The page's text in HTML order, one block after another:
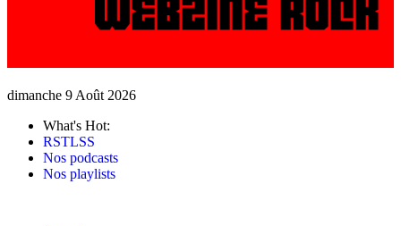
dimanche 9 Août 2026
What's Hot:
RSTLSS
Nos podcasts
Nos playlists